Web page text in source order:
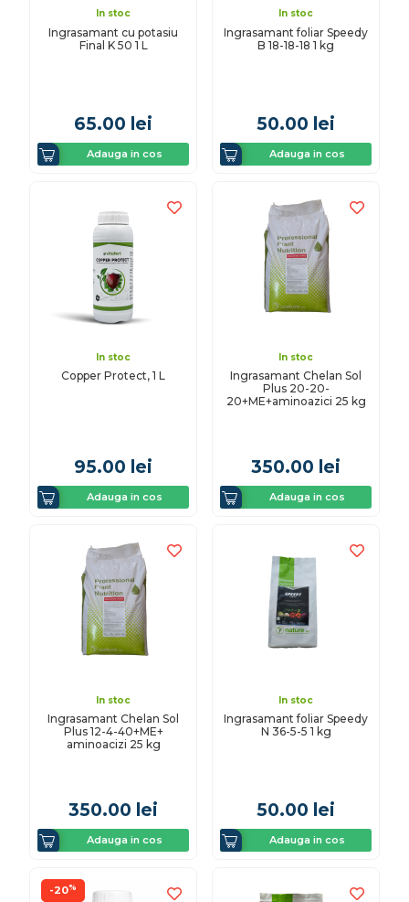
In stoc
Ingrasamant cu potasiu
Final K 50 1 L
65.00 lei
Adauga in cos
In stoc
Ingrasamant foliar Speedy
B 18-18-18 1 kg
50.00 lei
Adauga in cos
In stoc
Copper Protect, 1 L
95.00 lei
Adauga in cos
In stoc
Ingrasamant Chelan Sol
Plus 20-20-
20+ME+aminoazici 25 kg
350.00 lei
Adauga in cos
In stoc
Ingrasamant Chelan Sol
Plus 12-4-40+ME+
aminoacizi 25 kg
350.00 lei
Adauga in cos
In stoc
Ingrasamant foliar Speedy
N 36-5-5 1 kg
50.00 lei
Adauga in cos
-20%